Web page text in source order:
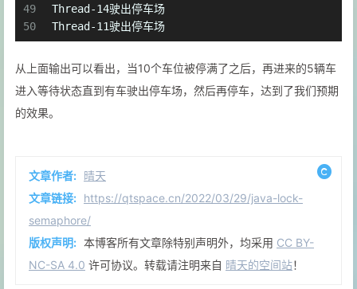
49
50
Thread-14驶出停车场
Thread-11驶出停车场
从上面输出可以看出，当10个车位被停满了之后，再进来的5辆车
进入等待状态直到有车驶出停车场，然后再停车，达到了我们预期
的效果。
文章作者: 晴天
文章链接: https://qtspace.cn/2022/03/29/java-lock-
semaphore/
版权声明: 本博客所有文章除特别声明外，均采用 CC BY-
NC-SA 4.0 许可协议。转载请注明来自 晴天的空间站！